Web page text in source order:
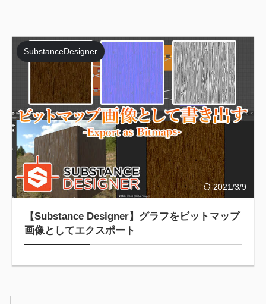
2021/3/9
SubstanceDesigner
【Substance Designer】グラフをビットマップ
画像としてエクスポート